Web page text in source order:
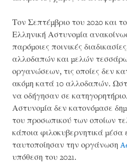
Τον Σεπτέμβριο του 2020 και
Ελληνική Αστυνομία
παρόμοιες ποινικές
αλλοδαπών και μελών
οργανώσεων, τις οποίες δεν
ακόμη κατά 10 αλλοδαπών.
να οδήγησαν σε
Αστυνομία δεν κατονόμασε
του προσωπικού των οποίων
κάποια φιλοκυβερνητικά μέσα
ταυτοποίησαν την οργάνωση
υπόθεση του 2021.